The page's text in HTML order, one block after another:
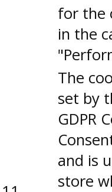
for the
in the
The
set by
GDPR
and is
store